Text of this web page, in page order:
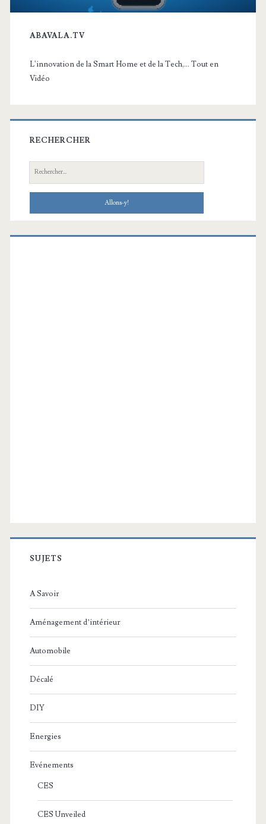
ABAVALA.TV
L'innovation de la Smart Home et de la Tech,... Tout en
Vidéo
RECHERCHER
Recherche:
SUJETS
A Savoir
Aménagement d’intérieur
Automobile
Décalé
DIY
Energies
Evénements
CES
CES Unveiled